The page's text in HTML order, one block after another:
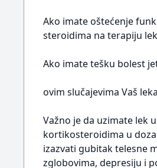
Ako imate oštećenje
steroidima na terapiju
Ako imate tešku bolest
ovim slučajevima Vaš
Važno je da uzimate lek
kortikosteroidima u
izazvati gubitak telesne
zglobovima, depresiju i